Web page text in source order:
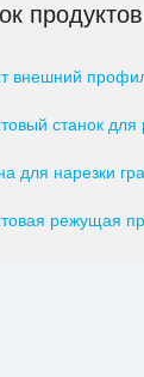
продуктов
внешний
станок для
для нарезки
режущая